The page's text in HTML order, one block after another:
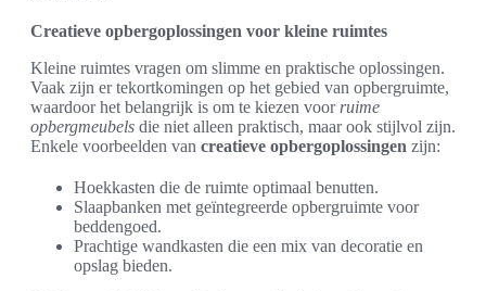
Creatieve opbergoplossingen voor kleine ruimtes
Kleine ruimtes vragen om slimme en praktische oplossingen.
Vaak zijn er tekortkomingen op het gebied van opbergruimte,
waardoor het belangrijk is om te kiezen voor ruime
opbergmeubels die niet alleen praktisch, maar ook stijlvol zijn.
Enkele voorbeelden van creatieve opbergoplossingen zijn:
Hoekkasten die de ruimte optimaal benutten.
Slaapbanken met geïntegreerde opbergruimte voor
beddengoed.
Prachtige wandkasten die een mix van decoratie en
opslag bieden.